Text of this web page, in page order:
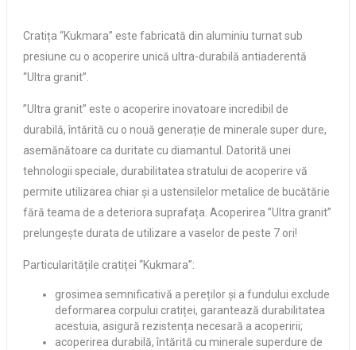
Cratița “Kukmara” este fabricată din aluminiu turnat sub
presiune cu o acoperire unică ultra-durabilă antiaderentă
“Ultra granit”.
”Ultra granit” este o acoperire inovatoare incredibil de
durabilă, întărită cu o nouă generație de minerale super dure,
asemănătoare ca duritate cu diamantul. Datorită unei
tehnologii speciale, durabilitatea stratului de acoperire vă
permite utilizarea chiar și a ustensilelor metalice de bucătărie
fără teama de a deteriora suprafața. Acoperirea ”Ultra granit”
prelungește durata de utilizare a vaselor de peste 7 ori!
Particularitățile cratiței “Kukmara”:
grosimea semnificativă a pereților și a fundului exclude
deformarea corpului cratiței, garantează durabilitatea
acestuia, asigură rezistența necesară a acoperirii;
acoperirea durabilă, întărită cu minerale superdure de